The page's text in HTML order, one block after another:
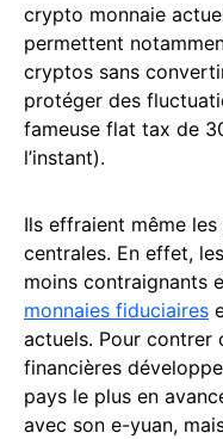
crypto monnaie
permettent
cryptos sans
protéger des
fameuse flat tax de
l’instant).
Ils effraient même
centrales. En effet,
moins contraignants
monnaies fiduciaires
actuels. Pour contrer
financières
pays le plus en
avec son e-yuan,